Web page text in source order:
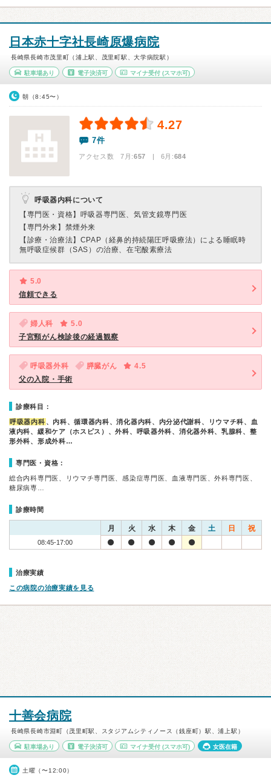
日本赤十字社長崎原爆病院
長崎県長崎市茂里町（浦上駅、茂里町駅、大学病院駅）
駐車場あり 電子決済可 マイナ受付 (スマホ可)
朝（8:45〜）
4.27
7件
アクセス数 7月:657 | 6月:684
呼吸器内科について
【専門医・資格】 呼吸器専門医、気管支鏡専門医
【専門外来】 禁煙外来
【診療・治療法】 CPAP（経鼻的持続陽圧呼吸療法）による睡眠時
無呼吸症候群（SAS）の治療、在宅酸素療法
5.0
信頼できる
婦人科
5.0
子宮頸がん検診後の経過観察
呼吸器外科 膵臓がん
4.5
父の入院・手術
診療科目：
呼吸器内科 、内科、循環器内科、消化器内科、内分泌代謝科、リウマチ科、血
液内科、緩和ケア（ホスピス）、外科、呼吸器外科、消化器外科、乳腺科、整
形外科、形成外科…
専門医・資格：
総合内科専門医、リウマチ専門医、感染症専門医、血液専門医、外科専門医、
糖尿病専…
診療時間
月 火 水 木 金 土 日 祝
08:45-17:00
治療実績
この病院の治療実績を見る
十善会病院
長崎県長崎市淵町（茂里町駅、スタジアムシティノース（銭座町）駅、浦上駅）
駐車場あり 電子決済可 マイナ受付 (スマホ可) 女医在籍
土曜（〜12:00）